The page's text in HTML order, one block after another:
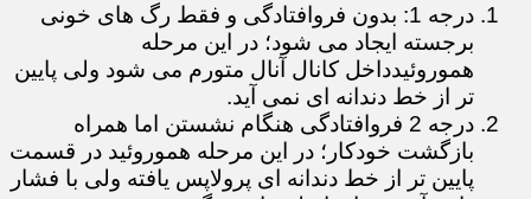
درجه 1: بدون فروافتادگی و فقط رگ های خونی
برجسته ایجاد می شود؛ در این مرحله
هموروئیدداخل کانال آنال متورم می شود ولی پایین
تر از خط دندانه ای نمی آید.
درجه 2 فروافتادگی هنگام نشستن اما همراه
بازگشت خودکار؛ در این مرحله هموروئید در قسمت
پایین تر از خط دندانه ای پرولاپس یافته ولی با فشار